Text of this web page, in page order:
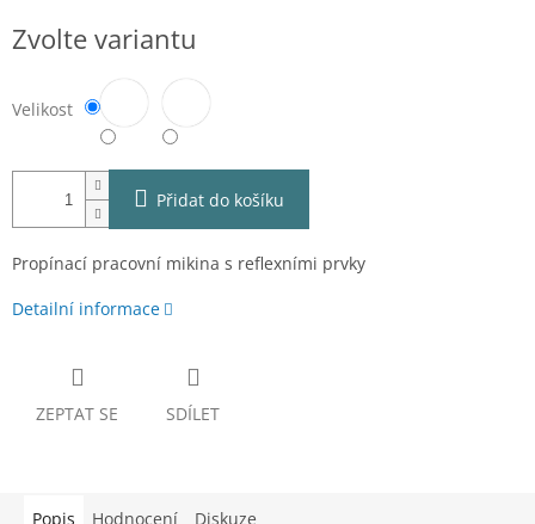
cena:
Zvolte variantu
Velikost
Přidat do košíku
Propínací pracovní mikina s reflexními prvky
Detailní informace
ZEPTAT SE SDÍLET
Popis Hodnocení Diskuze